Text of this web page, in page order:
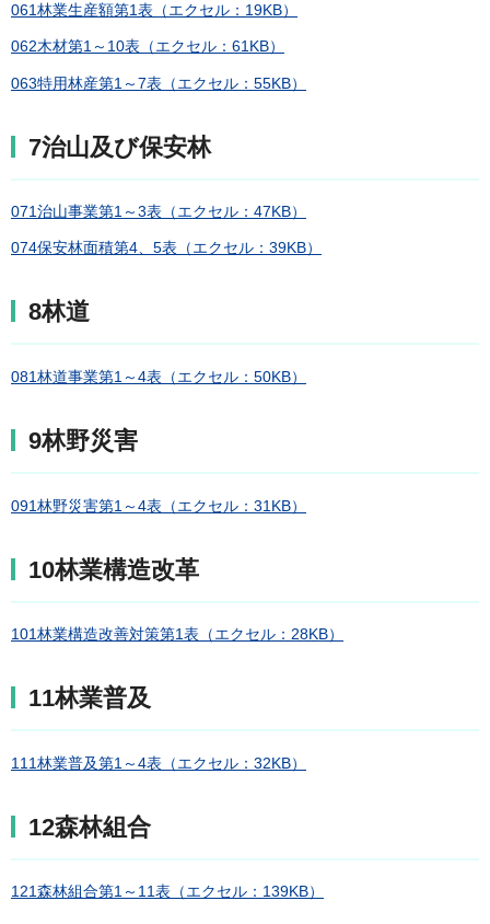
061林業生産額第1表（エクセル：19KB）
062木材第1～10表（エクセル：61KB）
063特用林産第1～7表（エクセル：55KB）
7治山及び保安林
071治山事業第1～3表（エクセル：47KB）
074保安林面積第4、5表（エクセル：39KB）
8林道
081林道事業第1～4表（エクセル：50KB）
9林野災害
091林野災害第1～4表（エクセル：31KB）
10林業構造改革
101林業構造改善対策第1表（エクセル：28KB）
11林業普及
111林業普及第1～4表（エクセル：32KB）
12森林組合
121森林組合第1～11表（エクセル：139KB）